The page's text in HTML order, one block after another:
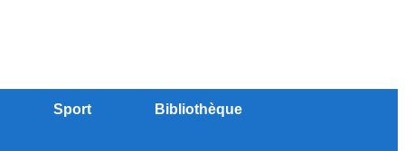
Sport Bibliothèque